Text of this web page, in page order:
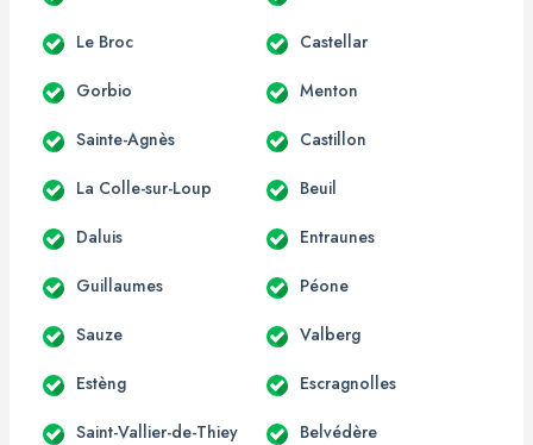
Le Broc Castellar
Gorbio Menton
Sainte-Agnès Castillon
La Colle-sur-Loup Beuil
Daluis Entraunes
Guillaumes Péone
Sauze Valberg
Estèng Escragnolles
Saint-Vallier-de-Thiey Belvédère